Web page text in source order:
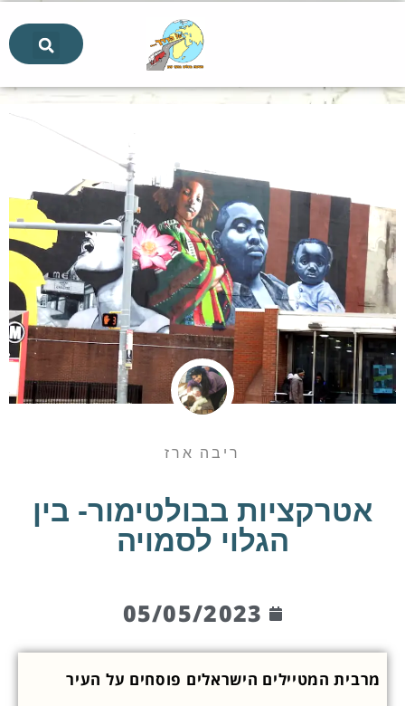
ריבה ארז
אטרקציות בבולטימור- בין
הגלוי לסמויה
05/05/2023
מרבית המטיילים הישראלים פוסחים על העיר